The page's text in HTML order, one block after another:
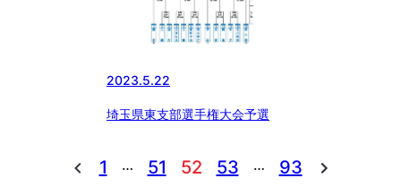
2023.5.22
埼玉県東支部選手権大会予選
1 … 51 52 53 … 93